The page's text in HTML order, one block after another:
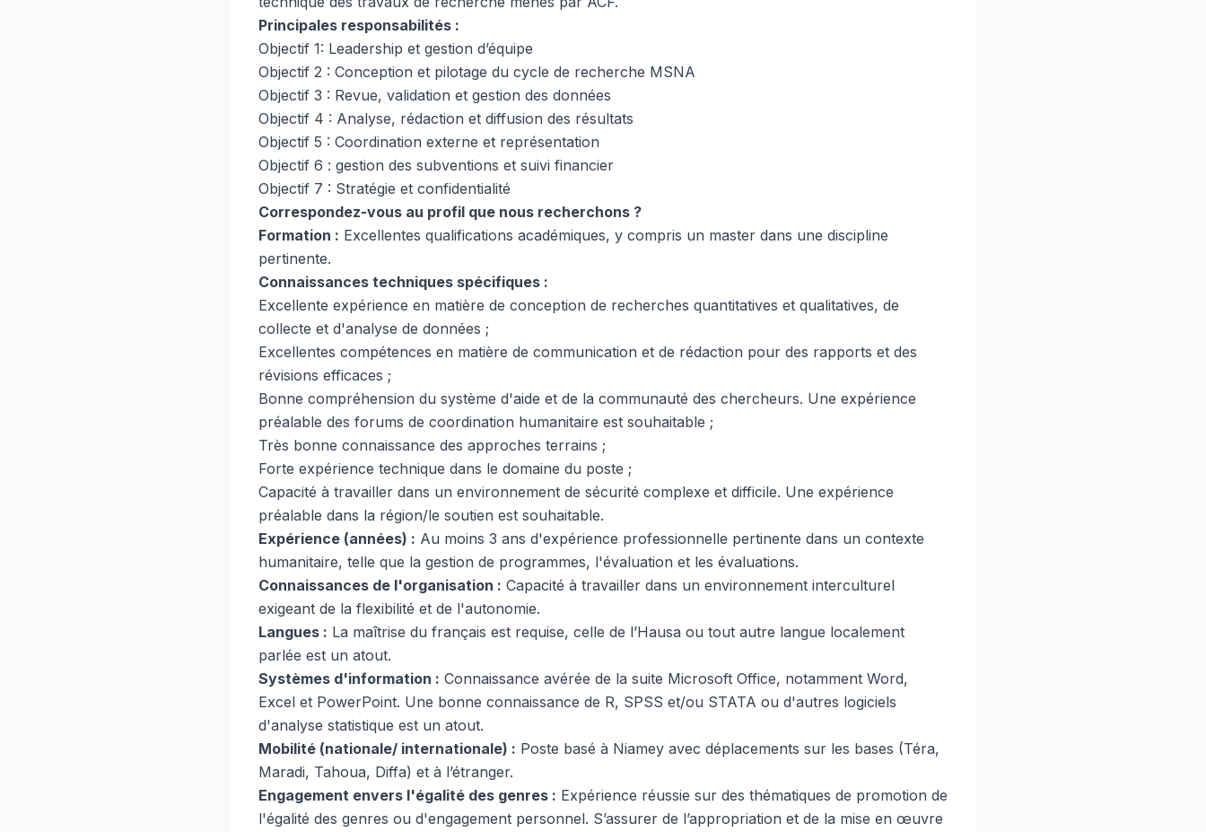
Principales responsabilités :
Objectif 1: Leadership et gestion d’équipe
Objectif 2 : Conception et pilotage du cycle de recherche MSNA
Objectif 3 : Revue, validation et gestion des données
Objectif 4 : Analyse, rédaction et diffusion des résultats
Objectif 5 : Coordination externe et représentation
Objectif 6 : gestion des subventions et suivi financier
Objectif 7 : Stratégie et confidentialité
Correspondez-vous au profil que nous recherchons ?
Formation : Excellentes qualifications académiques, y compris un master dans une discipline
pertinente.
Connaissances techniques spécifiques :
Excellente expérience en matière de conception de recherches quantitatives et qualitatives, de
collecte et d'analyse de données ;
Excellentes compétences en matière de communication et de rédaction pour des rapports et des
révisions efficaces ;
Bonne compréhension du système d'aide et de la communauté des chercheurs. Une expérience
préalable des forums de coordination humanitaire est souhaitable ;
Très bonne connaissance des approches terrains ;
Forte expérience technique dans le domaine du poste ;
Capacité à travailler dans un environnement de sécurité complexe et difficile. Une expérience
préalable dans la région/le soutien est souhaitable.
Expérience (années) : Au moins 3 ans d'expérience professionnelle pertinente dans un contexte
humanitaire, telle que la gestion de programmes, l'évaluation et les évaluations.
Connaissances de l'organisation : Capacité à travailler dans un environnement interculturel
exigeant de la flexibilité et de l'autonomie.
Langues : La maîtrise du français est requise, celle de l’Hausa ou tout autre langue localement
parlée est un atout.
Systèmes d'information : Connaissance avérée de la suite Microsoft Office, notamment Word,
Excel et PowerPoint. Une bonne connaissance de R, SPSS et/ou STATA ou d'autres logiciels
d'analyse statistique est un atout.
Mobilité (nationale/ internationale) : Poste basé à Niamey avec déplacements sur les bases (Téra,
Maradi, Tahoua, Diffa) et à l’étranger.
Engagement envers l'égalité des genres : Expérience réussie sur des thématiques de promotion de
l'égalité des genres ou d'engagement personnel. S’assurer de l’appropriation et de la mise en œuvre